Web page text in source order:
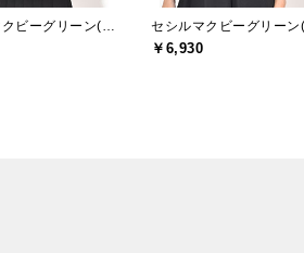
￥6,930